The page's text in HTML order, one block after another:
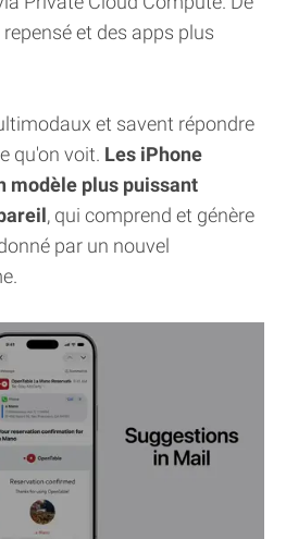
et des apps plus
et savent répondre
qu'on voit. Les iPhone
modèle plus puissant
, qui comprend et génère
par un nouvel